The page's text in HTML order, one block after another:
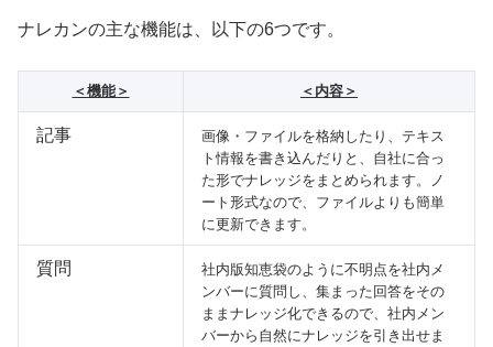
ナレカンの主な機能は、以下の6つです。
＜機能＞ ＜内容＞
記事
画像・ファイルを格納したり、テキス
ト情報を書き込んだりと、自社に合っ
た形でナレッジをまとめられます。ノ
ート形式なので、ファイルよりも簡単
に更新できます。
質問
社内版知恵袋のように不明点を社内メ
ンバーに質問し、集まった回答をその
ままナレッジ化できるので、社内メン
バーから自然にナレッジを引き出せま